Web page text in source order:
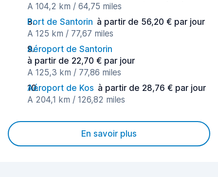
A 104,2 km / 64,75 miles
Port de Santorin à partir de 56,20 € par jour
A 125 km / 77,67 miles
Aéroport de Santorin
à partir de 22,70 € par jour
A 125,3 km / 77,86 miles
Aéroport de Kos à partir de 28,76 € par jour
A 204,1 km / 126,82 miles
En savoir plus